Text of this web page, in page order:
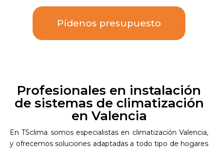
Pídenos presupuesto
Profesionales en instalación
de sistemas de climatización
en Valencia
En TSclima somos especialistas en climatización Valencia,
y ofrecemos soluciones adaptadas a todo tipo de hogares